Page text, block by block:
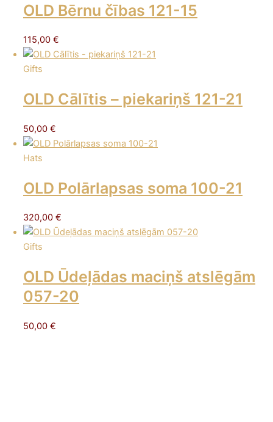
OLD Bērnu čības 121-15
115,00 €
Gifts
OLD Cālītis – piekariņš 121-21
50,00 €
Hats
OLD Polārlapsas soma 100-21
320,00 €
Gifts
OLD Ūdeļādas maciņš atslēgām
057-20
50,00 €